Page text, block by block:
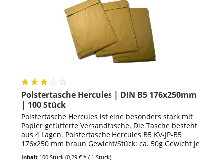
Polstertasche Hercules | DIN B5 176x250mm
| 100 Stück
Polstertasche Hercules ist eine besonders stark mit
Papier gefütterte Versandtasche. Die Tasche besteht
aus 4 Lagen. Polstertasche Hercules B5 KV-JP-B5
176x250 mm braun Gewicht/Stück: ca. 50g Gewicht je
Inhalt 100 Stück(0,29 € * / 1 Stück)